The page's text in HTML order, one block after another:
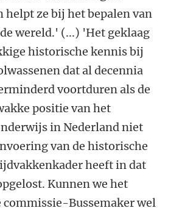
helpt ze bij het bepalen van
wereld.' (...) 'Het geklaag
historische kennis bij
dat al decennia
voortduren als de
positie van het
in Nederland niet
van de historische
heeft in dat
Kunnen we het
commissie-Bussemaker wel